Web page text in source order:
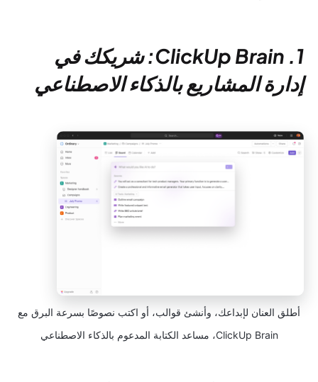
1. ClickUp Brain: شريكك في
إدارة المشاريع بالذكاء الاصطناعي
أطلق العنان لإبداعك، وأنشئ قوالب، أو اكتب نصوصًا بسرعة البرق مع
ClickUp Brain، مساعد الكتابة المدعوم بالذكاء الاصطناعي